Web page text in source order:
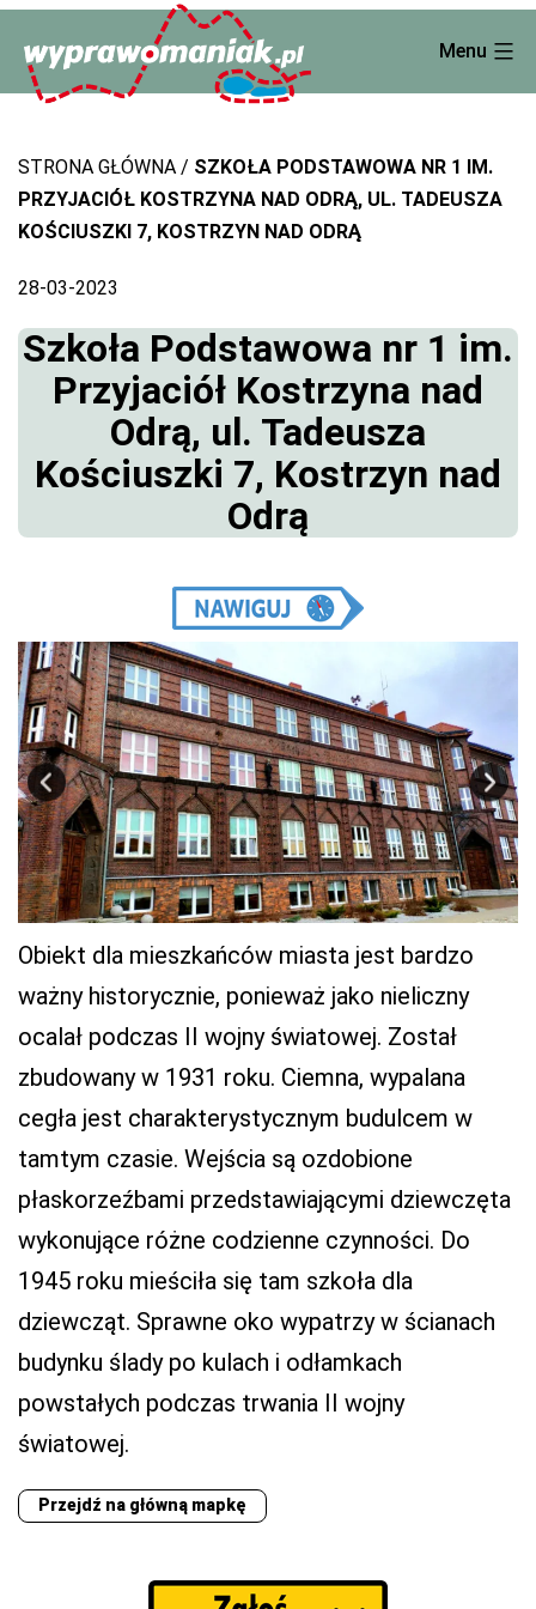
content
Menu
STRONA GŁÓWNA
SZKOŁA PODSTAWOWA NR 1 IM.
PRZYJACIÓŁ KOSTRZYNA NAD ODRĄ, UL. TADEUSZA
KOŚCIUSZKI 7, KOSTRZYN NAD ODRĄ
28-03-2023
Szkoła Podstawowa nr 1 im.
Przyjaciół Kostrzyna nad
Odrą, ul. Tadeusza
Kościuszki 7, Kostrzyn nad
Odrą
Obiekt dla mieszkańców miasta jest bardzo
ważny historycznie, ponieważ jako nieliczny
ocalał podczas II wojny światowej. Został
zbudowany w 1931 roku. Ciemna, wypalana
cegła jest charakterystycznym budulcem w
tamtym czasie. Wejścia są ozdobione
płaskorzeźbami przedstawiającymi dziewczęta
wykonujące różne codzienne czynności. Do
1945 roku mieściła się tam szkoła dla
dziewcząt. Sprawne oko wypatrzy w ścianach
budynku ślady po kulach i odłamkach
powstałych podczas trwania II wojny
światowej.
Przejdź na główną mapkę